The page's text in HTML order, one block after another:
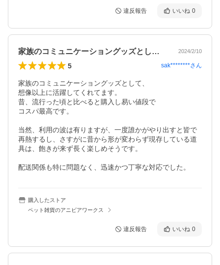
違反報告 いいね 0
家族のコミュニケーショングッズとして、… 2024/2/10
5 sak********さん
家族のコミュニケーショングッズとして、
想像以上に活躍してくれてます。
昔、流行った頃と比べると購入し易い値段で
コスパ最高です。
当然、利用の波は有りますが、一度誰かがやり出すと皆で
再熱するし、さすがに昔から形が変わらず現存している道
具は、飽きが来ず長く楽しめそうです。
購入したストア
ペット雑貨のアニビアワークス
違反報告 いいね 0